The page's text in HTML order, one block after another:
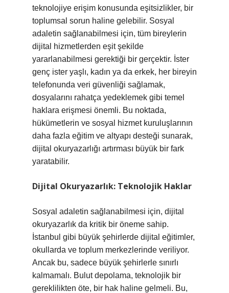
teknolojiye erişim konusunda eşitsizlikler, bir
toplumsal sorun haline gelebilir. Sosyal
adaletin sağlanabilmesi için, tüm bireylerin
dijital hizmetlerden eşit şekilde
yararlanabilmesi gerektiği bir gerçektir. İster
genç ister yaşlı, kadın ya da erkek, her bireyin
telefonunda veri güvenliği sağlamak,
dosyalarını rahatça yedeklemek gibi temel
haklara erişmesi önemli. Bu noktada,
hükümetlerin ve sosyal hizmet kuruluşlarının
daha fazla eğitim ve altyapı desteği sunarak,
dijital okuryazarlığı artırması büyük bir fark
yaratabilir.
Dijital Okuryazarlık: Teknolojik Haklar
Sosyal adaletin sağlanabilmesi için, dijital
okuryazarlık da kritik bir öneme sahip.
İstanbul gibi büyük şehirlerde dijital eğitimler,
okullarda ve toplum merkezlerinde veriliyor.
Ancak bu, sadece büyük şehirlerle sınırlı
kalmamalı. Bulut depolama, teknolojik bir
gereklilikten öte, bir hak haline gelmeli. Bu,